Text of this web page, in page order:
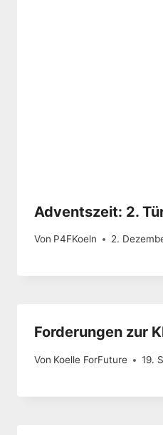
Adventszeit: 2.
Von P4FKoeln 2.
Forderungen zur
Von Koelle ForFuture 19.